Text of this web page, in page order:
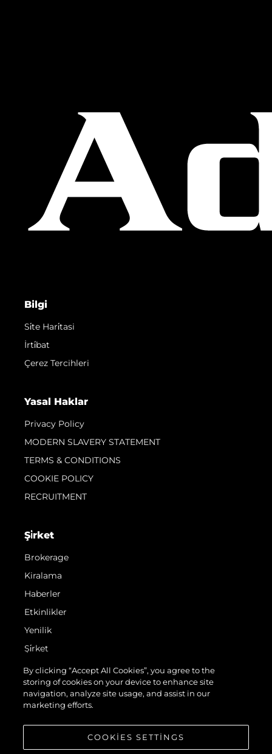
Bilgi
Si̇te Hari̇tasi
İrti̇bat
Çerez Tercihleri
Yasal Haklar
Privacy Policy
MODERN SLAVERY STATEMENT
TERMS & CONDITIONS
COOKIE POLICY
RECRUITMENT
Şi̇rket
Brokerage
Kiralama
Haberler
Etkinlikler
Yenilik
Şi̇rket
Ekip
Yaşam Şekli̇
Mi̇ras
By clicking “Accept All Cookies”, you agree to the
storing of cookies on your device to enhance site
navigation, analyze site usage, and assist in our
marketing efforts.
COOKIES SETTINGS